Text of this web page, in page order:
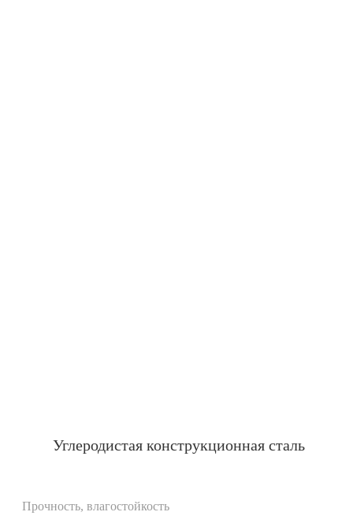
Углеродистая конструкционная сталь
Прочность, влагостойкость